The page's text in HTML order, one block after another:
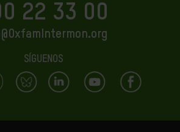
22 33 00
SÍGUENOS